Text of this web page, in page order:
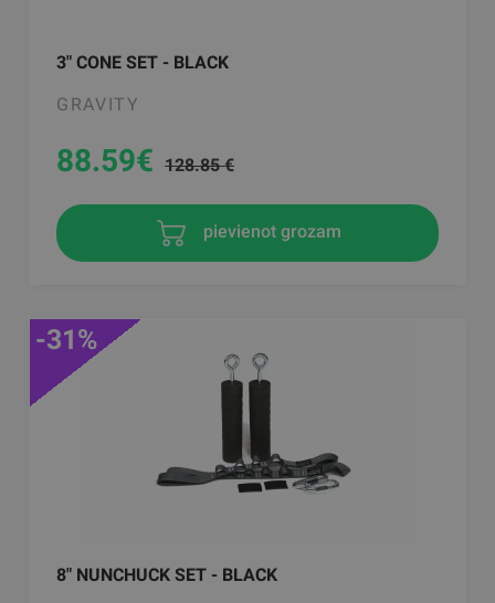
3" CONE SET - BLACK
GRAVITY
88.59€ 128.85 €
pievienot grozam
8" NUNCHUCK SET - BLACK
-31%